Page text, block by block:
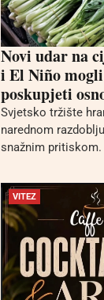
Novi udar na
i El Niño
poskupjeti
Svjetsko tržište
narednom
snažnim
VITEZ